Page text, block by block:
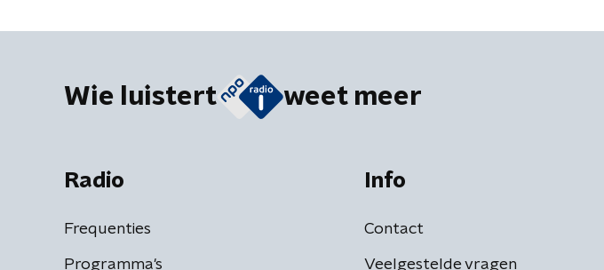
Wie luistert weet meer
Radio
Frequenties
Programma's
Info
Contact
Veelgestelde vragen